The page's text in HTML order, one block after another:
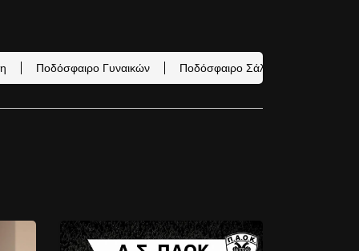
Ποδόσφαιρο Γυναικών Ποδόσφαιρο Σάλας